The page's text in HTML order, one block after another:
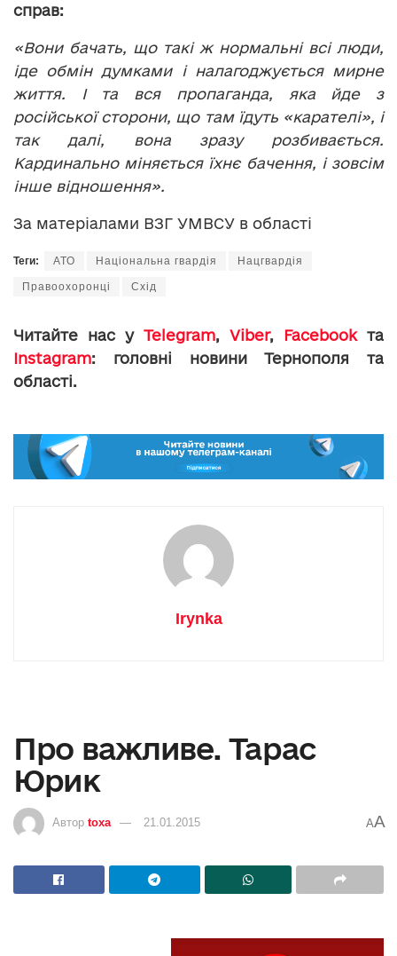
справ:
«Вони бачать, що такі ж нормальні всі люди,
іде обмін думками і налагоджується мирне
життя. І та вся пропаганда, яка йде з
російської сторони, що там їдуть «карателі», і
так далі, вона зразу розбивається.
Кардинально міняється їхнє бачення, і зовсім
інше відношення».
За матеріалами ВЗГ УМВСУ в області
Теги: АТО Національна гвардія Нацгвардія
Правоохоронці Схід
Читайте нас у Telegram, Viber, Facebookта
Instagram: головні новини Тернополя та
області.
Irynka
Про важливе. Тарас
Юрик
Автор toxa 21.01.2015 AA